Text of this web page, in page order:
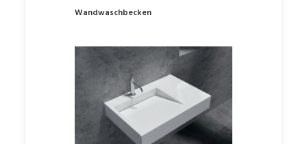
Wandwaschbecken